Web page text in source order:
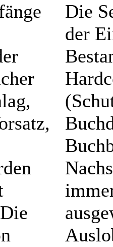
Die
der